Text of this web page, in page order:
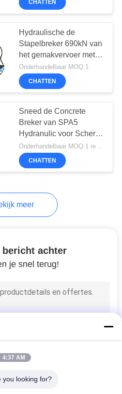
Veilige exploitatie om
Stapel te breken
CHATTEN
Hydraulische de
Stapelbreker 690kN van
het gemakvervoer met
180mm
Cilinderslag/Stapelsnijder
Onderhandelbaar MOQ:1
CHATTEN
Sneed de Concrete
Breker van SPA5
Hydranulic voor Scherpe
Stapels 120 Piles/8h-
Onderbreking om
Stapel, Stapelsnijder
Onderhandelbaar MOQ:1 reeks
CHATTEN
meer
bericht achter
je snel terug!
4:37 AM
you looking for?